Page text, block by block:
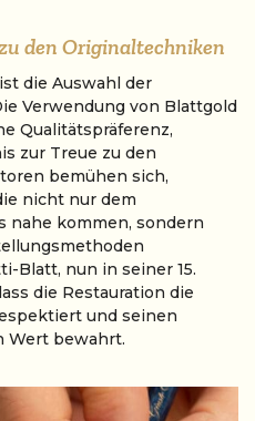
den Originaltechniken
die Auswahl der
Verwendung von Blattgold
Qualitätspräferenz,
zur Treue zu den
bemühen sich,
nicht nur dem
nahe kommen, sondern
Blatt, nun in seiner 15.
die Restauration die
und seinen
Wert bewahrt.